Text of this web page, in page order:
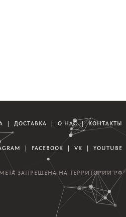
ДОСТАВКА О НАС | КОНТАКТЫ
FACEBOOK VK YOUTUBE
ЗАПРЕЩЕНА НА ТЕРРИТОРИИ РФ